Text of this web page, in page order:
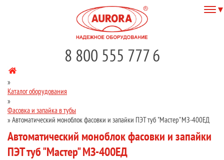
8 800 555 777 6
»
Каталог оборудования
»
Фасовка и запайка в тубы
»Автоматический моноблок фасовки и запайки ПЭТ туб "Мастер" МЗ-400ЕД
Автоматический моноблок фасовки и запайки
ПЭТ туб "Мастер" МЗ-400ЕД